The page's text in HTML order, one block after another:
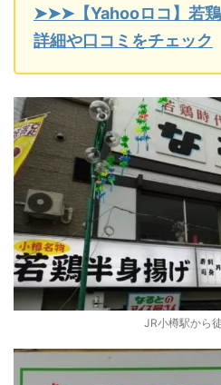
➤➤➤【Yahooロコ】若鶏
詳細や口コミをチェック
JR小樽駅から